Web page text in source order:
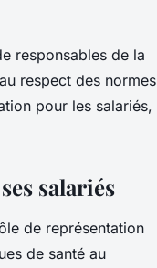
responsables de la
respect des normes
pour les salariés,
salariés
de représentation
de santé au